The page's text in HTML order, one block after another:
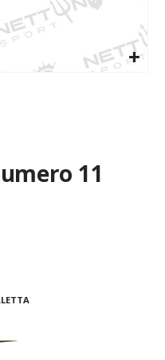
11